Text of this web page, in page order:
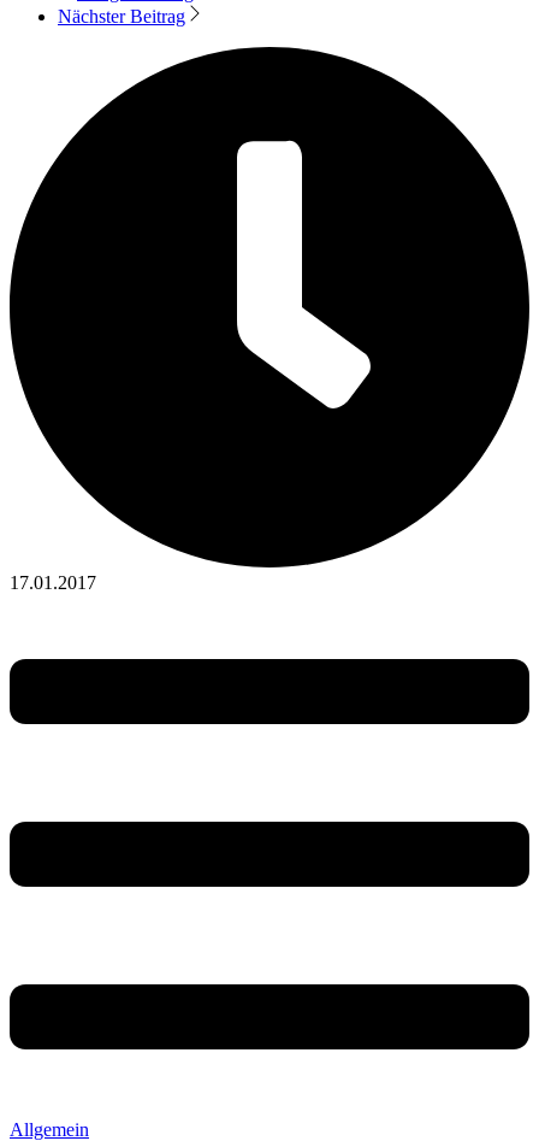
Nächster Beitrag
17.01.2017
Allgemein